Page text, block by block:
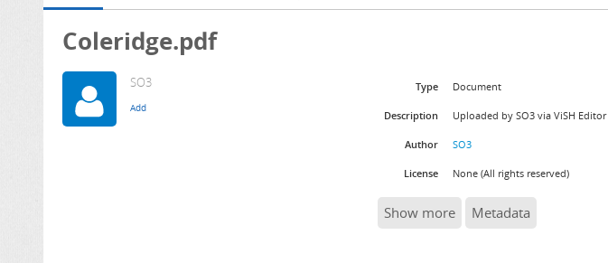
Coleridge.pdf
SO3 Type Document
Description Uploaded by SO3 via ViSH Editor
Author SO3
License None (All rights reserved)
Show more Metadata